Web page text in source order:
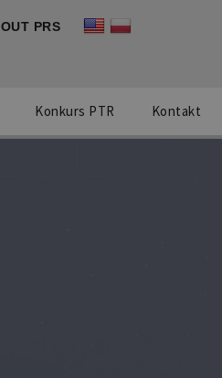
PRS
Konkurs PTR Kontakt